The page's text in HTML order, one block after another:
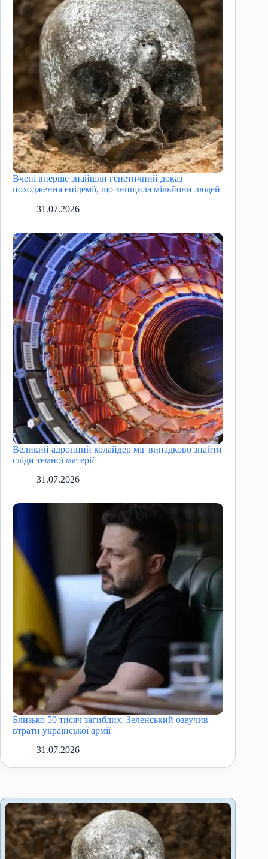
Вчені вперше знайшли генетичний доказ
походження епідемії, що знищила мільйони людей
31.07.2026
Великий адронний колайдер міг випадково знайти
сліди темної матерії
31.07.2026
Близько 50 тисяч загиблих: Зеленський озвучив
втрати української армії
31.07.2026